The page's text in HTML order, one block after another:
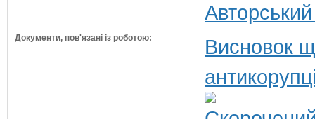
Документи, пов'язані із роботою:
Висновок